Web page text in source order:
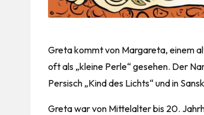
Greta kommt von Margareta, einem
oft als „kleine Perle“ gesehen. Der
Persisch „Kind des Lichts“ und in
Greta war von Mittelalter bis 20.